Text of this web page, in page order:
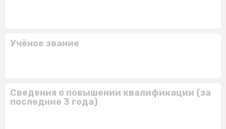
Учёное звание
Сведения о повышении квалификации (за
последние 3 года)